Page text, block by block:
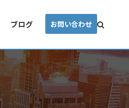
ブログ お問い合わせ